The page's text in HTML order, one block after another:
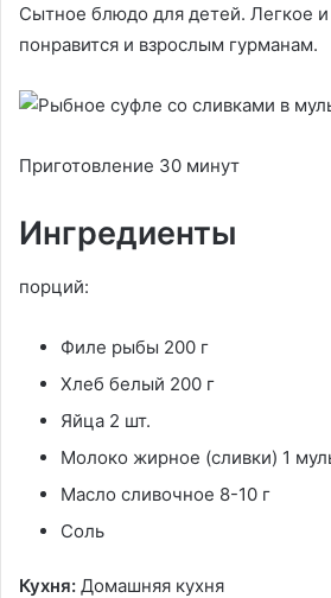
Сытное блюдо для детей. Легкое
понравится и взрослым гурманам.
Приготовление 30 минут
Ингредиенты
порций:
Филе рыбы 200 г
Хлеб белый 200 г
Яйца 2 шт.
Молоко жирное (сливки) 1
Масло сливочное 8-10 г
Соль
Кухня: Домашняя кухня